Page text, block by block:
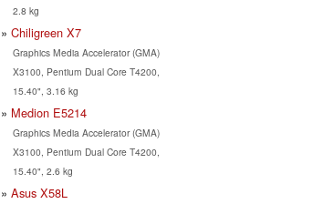
2.8 kg
Chiligreen X7
Graphics Media Accelerator (GMA)
X3100, Pentium Dual Core T4200,
15.40", 3.16 kg
Medion E5214
Graphics Media Accelerator (GMA)
X3100, Pentium Dual Core T4200,
15.40", 2.6 kg
Asus X58L